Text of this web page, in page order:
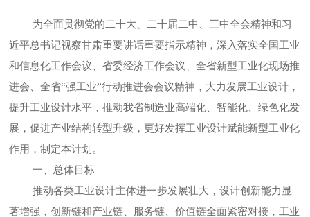
为全面贯彻党的二十大、二十届二中、三中全会精神和习
近平总书记视察甘肃重要讲话重要指示精神，深入落实全国工业
和信息化工作会议、省委经济工作会议、全省新型工业化现场推
进会、全省“强工业”行动推进会会议精神，大力发展工业设计，
提升工业设计水平，推动我省制造业高端化、智能化、绿色化发
展，促进产业结构转型升级，更好发挥工业设计赋能新型工业化
作用，制定本计划。
一、总体目标
推动各类工业设计主体进一步发展壮大，设计创新能力显
著增强，创新链和产业链、服务链、价值链全面紧密对接，工业